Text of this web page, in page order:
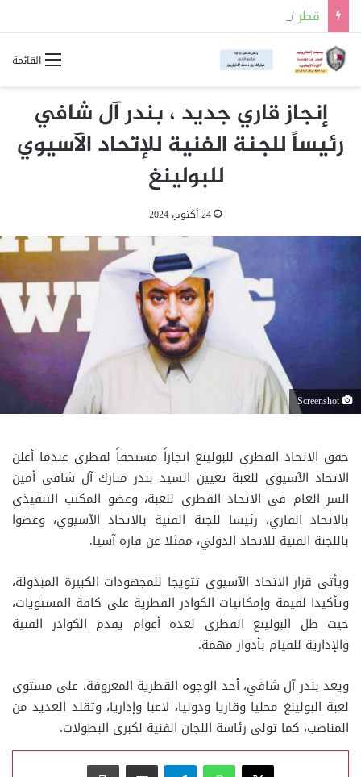
القائمة
إنجاز قاري جديد ، بندر آل شافي
رئيساً للجنة الفنية للإتحاد الآسيوي
للبولينغ
24 أكتوبر، 2024
Screenshot
حقق الاتحاد القطري للبولينغ انجازاً مستحقاً لقطري عندما أعلن
الاتحاد الآسيوي للعبة تعيين السيد بندر مبارك آل شافي أمين
السر العام في الاتحاد القطري للعبة، وعضو المكتب التنفيذي
بالاتحاد القاري، رئيسا للجنة الفنية بالاتحاد الآسيوي، وعضوا
باللجنة الفنية للاتحاد الدولي، ممثلا عن قارة آسيا.
ويأتي قرار الاتحاد الآسيوي تتويجا للمجهودات الكبيرة المبذولة،
وتأكيدا لقيمة وإمكانيات الكوادر القطرية على كافة المستويات،
حيث ظل البولينغ القطري لعدة أعوام يقدم الكوادر الفنية
والإدارية للقيام بأدوار مهمة.
ويعد بندر آل شافي، أحد الوجوه القطرية المعروفة، على مستوى
لعبة البولينغ محليا وقاريا ودوليا، لاعبا وإداريا، وتقلد العديد من
المناصب، كما تولى رئاسة اللجان الفنية لكبرى البطولات.
‫X
واتسابتيلقراممشاركة عبر البريد طباعة